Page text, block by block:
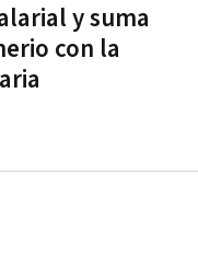
y suma
con la